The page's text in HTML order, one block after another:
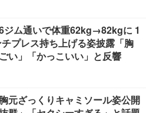
ジム通いで体重62kg→82kgに 1
プレス持ち上げる姿披露「胸
い」「かっこいい」と反響
元ざっくりキャミソール姿公開